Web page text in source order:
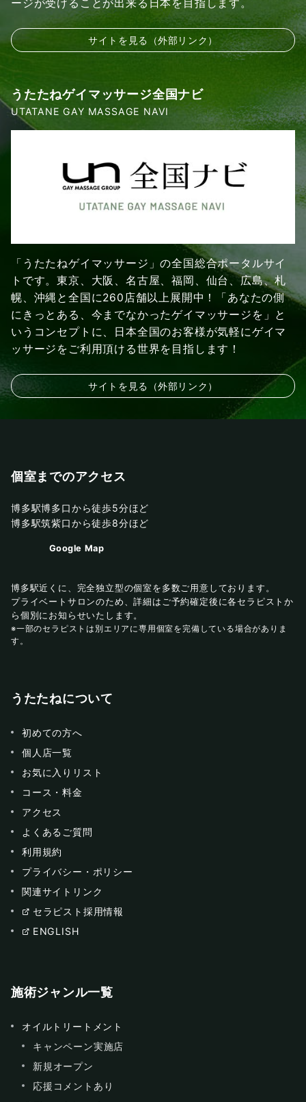
ージが受けることが出来る日本を目指します。
サイトを見る（外部リンク）
うたたねゲイマッサージ全国ナビ
UTATANE GAY MASSAGE NAVI
「うたたねゲイマッサージ」の全国総合ポータルサイ
トです。東京、大阪、名古屋、福岡、仙台、広島、札
幌、沖縄と全国に260店舗以上展開中！「あなたの側
にきっとある、今までなかったゲイマッサージを」と
いうコンセプトに、日本全国のお客様が気軽にゲイマ
ッサージをご利用頂ける世界を目指します！
サイトを見る（外部リンク）
個室までのアクセス
博多駅博多口から徒歩5分ほど
博多駅筑紫口から徒歩8分ほど
Google Map
博多駅近くに、完全独立型の個室を多数ご用意しております。
プライベートサロンのため、詳細はご予約確定後に各セラピストか
ら個別にお知らせいたします。
※一部のセラピストは別エリアに専用個室を完備している場合がありま
す。
うたたねについて
初めての方へ
個人店一覧
お気に入りリスト
コース・料金
アクセス
よくあるご質問
利用規約
プライバシー・ポリシー
関連サイトリンク
セラピスト採用情報
ENGLISH
施術ジャンル一覧
オイルトリートメント
キャンペーン実施店
新規オープン
応援コメントあり